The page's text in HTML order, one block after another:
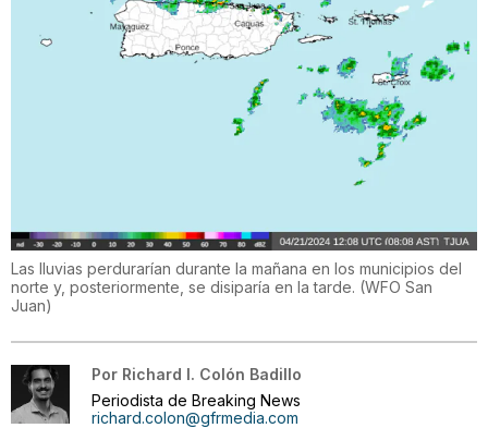
Las lluvias perdurarían durante la mañana en los municipios del
norte y, posteriormente, se disiparía en la tarde. (WFO San
Juan)
Por Richard I. Colón Badillo
Periodista de Breaking News
richard.colon@gfrmedia.com